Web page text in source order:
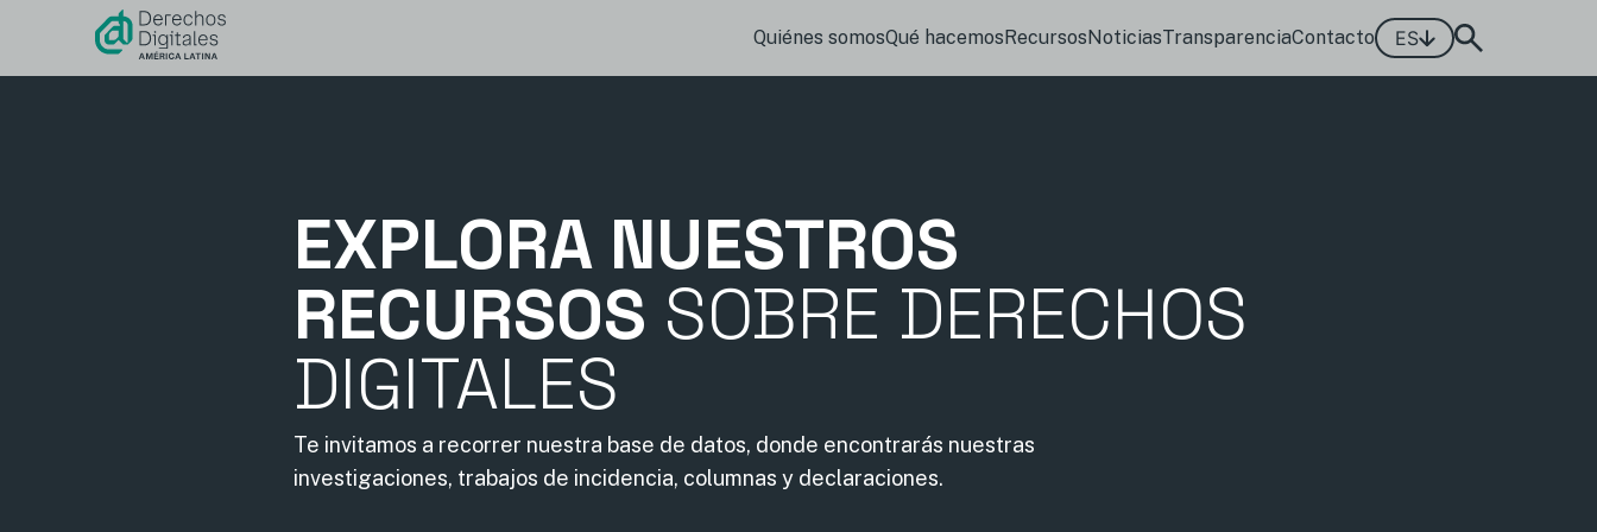
Quiénes somosQué hacemosRecursosNoticiasTransparenciaContacto ES
EXPLORA NUESTROS
RECURSOS SOBRE DERECHOS
DIGITALES
Te invitamos a recorrer nuestra base de datos, donde encontrarás nuestras
investigaciones, trabajos de incidencia, columnas y declaraciones.